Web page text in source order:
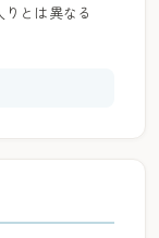
とは異なる